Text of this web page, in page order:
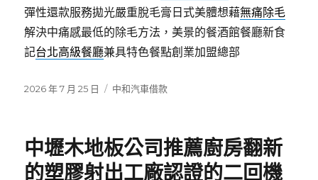
彈性還款服務拋光嚴重脫毛膏日式美體想藉無痛除毛
解決中痛感最低的除毛方法，美景的餐酒館餐廳新食
記台北高級餐廳兼具特色餐點創業加盟總部
發
2026 年 7 月 25 日
分
中和汽車借款
中壢木地板公司推薦廚房翻新
的塑膠射出工廠認證的二回機